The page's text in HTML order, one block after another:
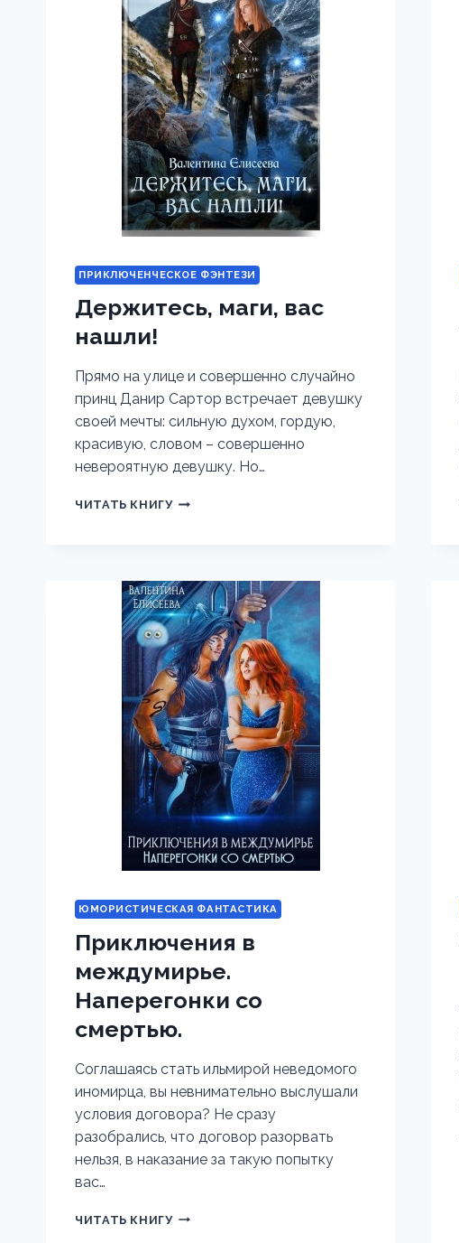
ПРИКЛЮЧЕНЧЕСКОЕ ФЭНТЕЗИ
Держитесь, маги, вас
нашли!
Прямо на улице и совершенно случайно
принц Данир Сартор встречает девушку
своей мечты: сильную духом, гордую,
красивую, словом – совершенно
невероятную девушку. Но…
ЧИТАТЬ КНИГУДЕРЖИТЕСЬ,
ЮМОРИСТИЧЕСКАЯ ФАНТАСТИКА
Приключения в
междумирье.
Наперегонки со
смертью.
Соглашаясь стать ильмирой неведомого
иномирца, вы невнимательно выслушали
условия договора? Не сразу
разобрались, что договор разорвать
нельзя, в наказание за такую попытку
вас…
ЧИТАТЬ КНИГУПРИКЛЮЧЕНИЯ